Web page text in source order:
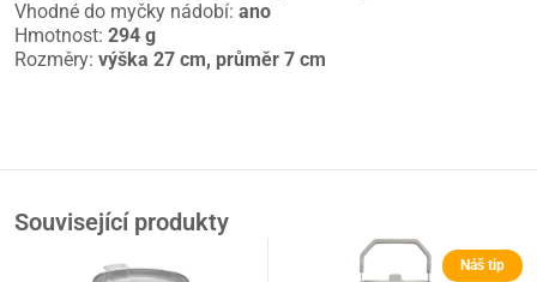
Vhodné do myčky nádobí: ano
Hmotnost: 294 g
Rozměry: výška 27 cm, průměr 7 cm
Související produkty
Náš tip